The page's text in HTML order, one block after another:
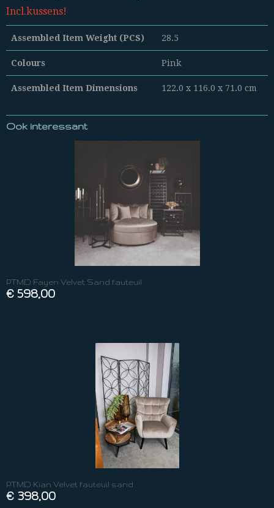
Incl.kussens!
Assembled Item Weight (PCS) 28.5
Colours Pink
Assembled Item Dimensions 122.0 x 116.0 x 71.0 cm
Ook interessant
PTMD Fayen Velvet Sand fauteuil
€ 598,00
PTMD Kian Velvet fauteuil sand
€ 398,00